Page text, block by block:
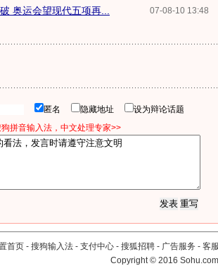
07-08-10 13:48
奥运会望现代五项再...
匿名 隐藏地址
设为辩论话题
拼音输入法，中文处理专家>>
首页 - 搜狗输入法 - 支付中心 - 搜狐招聘 - 广告服务 - 客
Copyright©2016